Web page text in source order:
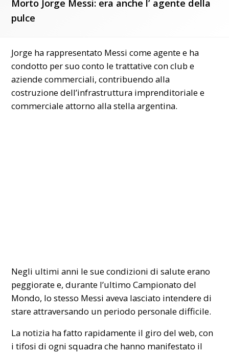
Morto Jorge Messi: era anche l’ agente della
pulce
Jorge ha rappresentato Messi come agente e ha
condotto per suo conto le trattative con club e
aziende commerciali, contribuendo alla
costruzione dell’infrastruttura imprenditoriale e
commerciale attorno alla stella argentina.
Negli ultimi anni le sue condizioni di salute erano
peggiorate e, durante l’ultimo Campionato del
Mondo, lo stesso Messi aveva lasciato intendere di
stare attraversando un periodo personale difficile.
La notizia ha fatto rapidamente il giro del web, con
i tifosi di ogni squadra che hanno manifestato il